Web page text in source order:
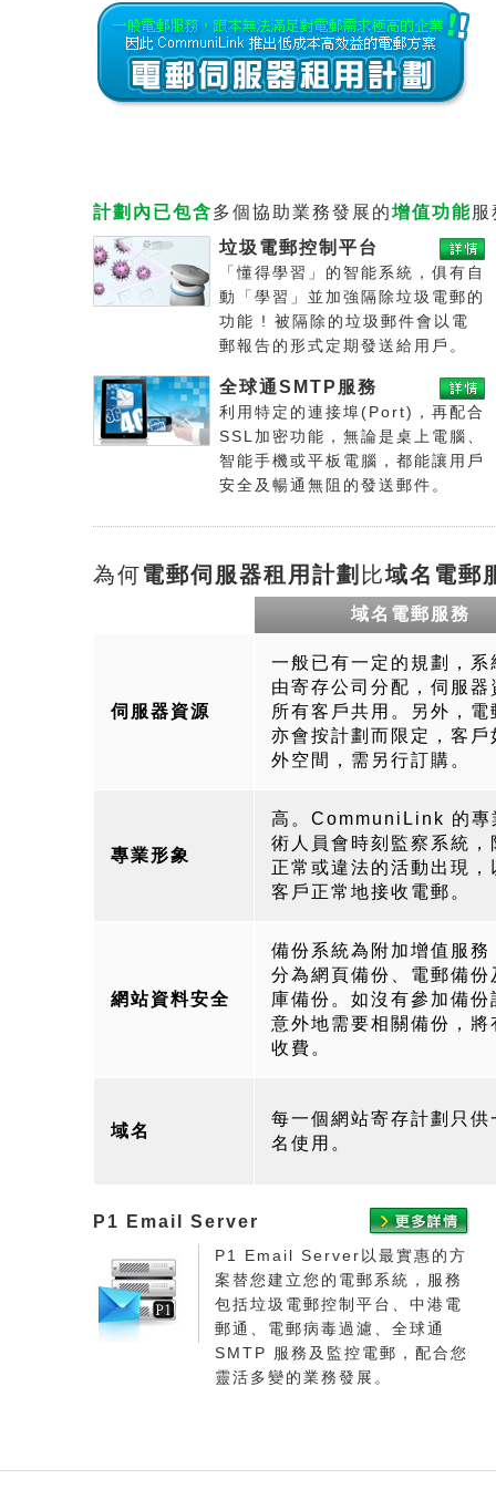
計劃內已包含多個協助業務發展的增值功能
垃圾電郵控制平台
「懂得學習」的智能系統，俱有自
動「學習」並加強隔除垃圾電郵的
功能 ! 被隔除的垃圾郵件會以電
郵報告的形式定期發送給用戶。
全球通SMTP服務
利用特定的連接埠(Port)，再配合
SSL加密功能，無論是桌上電腦、
智能手機或平板電腦，都能讓用戶
安全及暢通無阻的發送郵件。
為何電郵伺服器租用計劃 比域名電郵
域名電郵服務
伺服器資源
一般已有一定的規劃，系
由寄存公司分配，伺服器
所有客戶共用。另外，電
亦會按計劃而限定，客戶
外空間，需另行訂購。
專業形象
高。CommuniLink 的專
術人員會時刻監察系統，
正常或違法的活動出現，
客戶正常地接收電郵。
網站資料安全
備份系統為附加增值服務
分為網頁備份、電郵備份
庫備份。如沒有參加備份
意外地需要相關備份，將
收費。
域名
每一個網站寄存計劃只供
名使用。
P1 Email Server
P1 Email Server以最實惠的方
案替您建立您的電郵系統，服務
包括垃圾電郵控制平台、中港電
郵通、電郵病毒過濾、全球通
SMTP 服務及監控電郵，配合您
靈活多變的業務發展。